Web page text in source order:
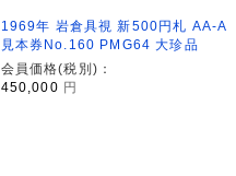
1969年 岩倉具視 新500円札 AA-A
見本券No.160 PMG64 大珍品
会員価格(税別)：
450,000 円